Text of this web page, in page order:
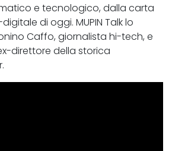
e tecnologico, dalla carta
di oggi. MUPIN Talk lo
Caffo, giornalista hi-tech, e
direttore della storica